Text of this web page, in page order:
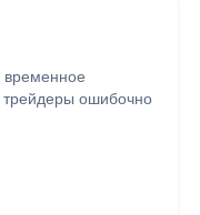
трейдеры ошибочно